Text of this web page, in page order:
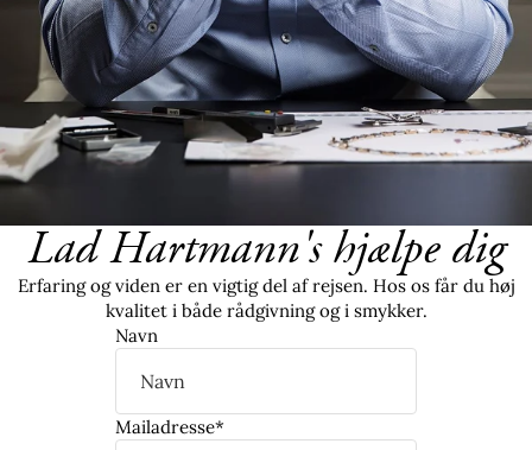
Lad Hartmann's hjælpe dig
Erfaring og viden er en vigtig del af rejsen. Hos os får du høj
kvalitet i både rådgivning og i smykker.
Navn
Mailadresse*